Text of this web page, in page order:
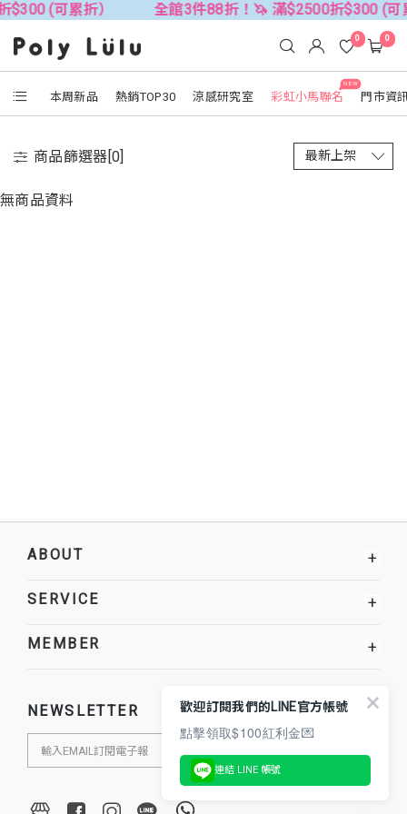
(可累折） 全館3件88折！🦄 滿$2500折$300 (可
本周新品 熱銷TOP30 涼感研究室
NEW
彩虹小馬聯名 門市資
0 0
商品篩選器[0]
無商品資料
ABOUT +
SERVICE +
MEMBER +
NEWSLETTER 歡迎訂閱我們的LINE官方帳號
點擊領取$100紅利金💌
連結 LINE 帳號